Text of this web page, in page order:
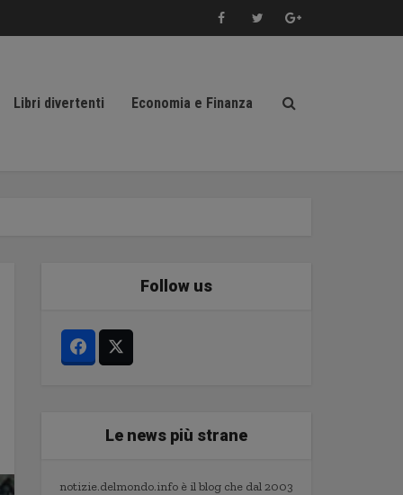
Libri divertenti Economia e Finanza
Follow us
Le news più strane
notizie.delmondo.info è il blog che dal 2003